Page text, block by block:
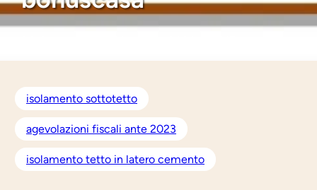
isolamento sottotetto
agevolazioni fiscali ante 2023
isolamento tetto in latero cemento